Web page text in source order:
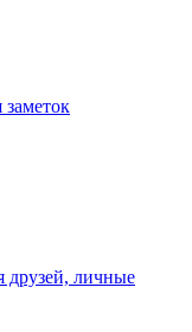
друзей, личные